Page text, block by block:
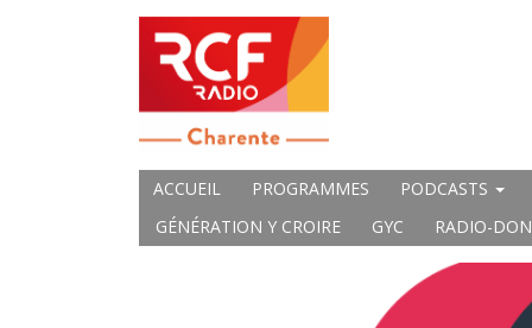
ACCUEIL PROGRAMMES
PODCASTS
GÉNÉRATION Y CROIRE
GYC RADIO-